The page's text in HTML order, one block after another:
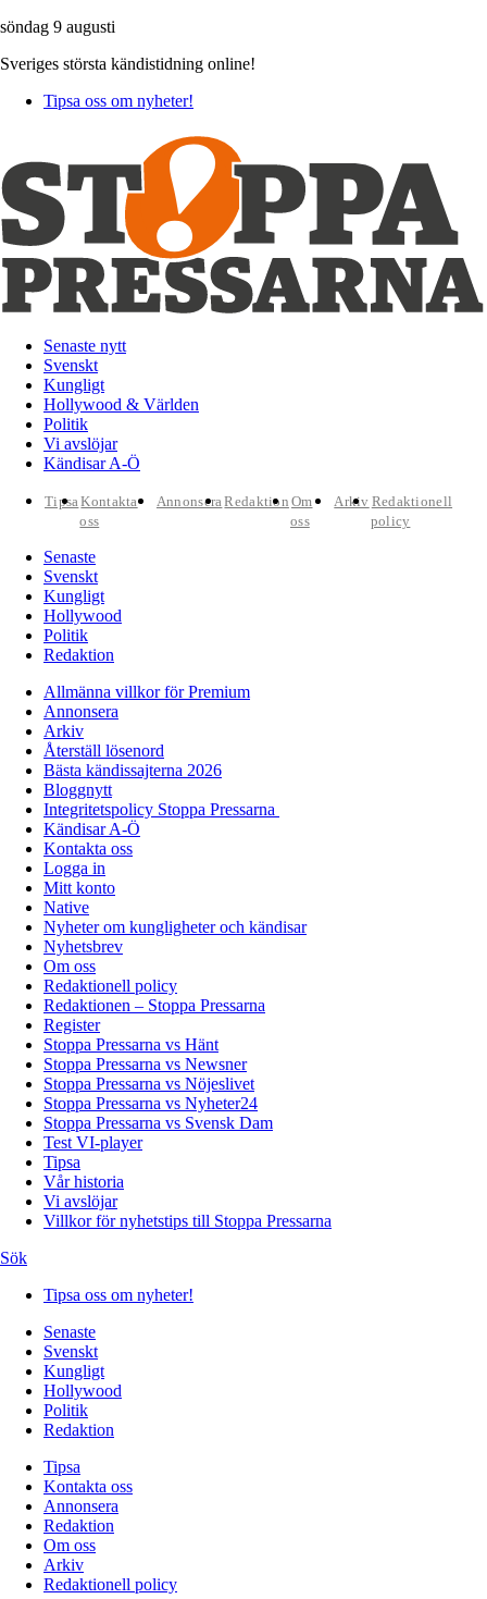
söndag 9 augusti
Sveriges största kändistidning online!
Tipsa oss om nyheter!
Senaste nytt
Svenskt
Kungligt
Hollywood & Världen
Politik
Vi avslöjar
Kändisar A-Ö
TipsaKontakta
oss
AnnonseraRedaktion Om
oss
Arkiv Redaktionell
policy
Senaste
Svenskt
Kungligt
Hollywood
Politik
Redaktion
Allmänna villkor för Premium
Annonsera
Arkiv
Återställ lösenord
Bästa kändissajterna 2026
Bloggnytt
Integritetspolicy Stoppa Pressarna
Kändisar A-Ö
Kontakta oss
Logga in
Mitt konto
Native
Nyheter om kungligheter och kändisar
Nyhetsbrev
Om oss
Redaktionell policy
Redaktionen – Stoppa Pressarna
Register
Stoppa Pressarna vs Hänt
Stoppa Pressarna vs Newsner
Stoppa Pressarna vs Nöjeslivet
Stoppa Pressarna vs Nyheter24
Stoppa Pressarna vs Svensk Dam
Test VI-player
Tipsa
Vår historia
Vi avslöjar
Villkor för nyhetstips till Stoppa Pressarna
Sök
Tipsa oss om nyheter!
Senaste
Svenskt
Kungligt
Hollywood
Politik
Redaktion
Tipsa
Kontakta oss
Annonsera
Redaktion
Om oss
Arkiv
Redaktionell policy